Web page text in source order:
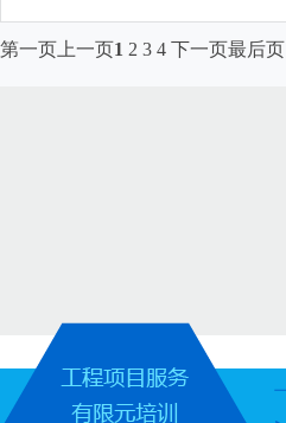
第一页 上一页1 2 3 4 下一页最后页